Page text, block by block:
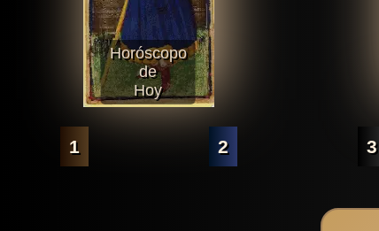
Horóscopo
de
Hoy
1 2 3